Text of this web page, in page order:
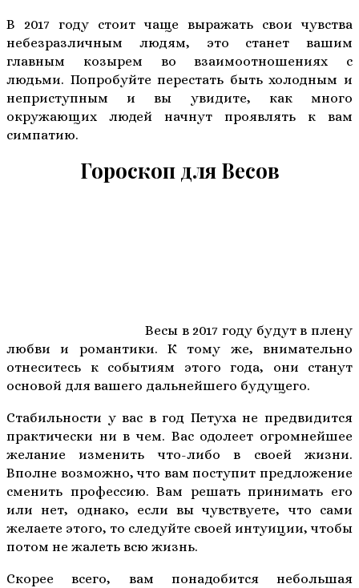
В 2017 году стоит чаще выражать свои чувства
небезразличным людям, это станет вашим
главным козырем во взаимоотношениях с
людьми. Попробуйте перестать быть холодным и
неприступным и вы увидите, как много
окружающих людей начнут проявлять к вам
симпатию.
Гороскоп для Весов
Весы в 2017 году будут в плену
любви и романтики. К тому же, внимательно
отнеситесь к событиям этого года, они станут
основой для вашего дальнейшего будущего.
Стабильности у вас в год Петуха не предвидится
практически ни в чем. Вас одолеет огромнейшее
желание изменить что-либо в своей жизни.
Вполне возможно, что вам поступит предложение
сменить профессию. Вам решать принимать его
или нет, однако, если вы чувствуете, что сами
желаете этого, то следуйте своей интуиции, чтобы
потом не жалеть всю жизнь.
Скорее всего, вам понадобится небольшая